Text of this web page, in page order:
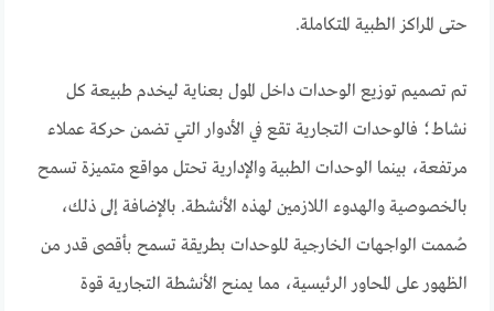
حتى المراكز الطبية المتكاملة.
تم تصميم توزيع الوحدات داخل المول بعناية ليخدم طبيعة كل
نشاط؛ فالوحدات التجارية تقع في الأدوار التي تضمن حركة عملاء
مرتفعة، بينما الوحدات الطبية والإدارية تحتل مواقع متميزة تسمح
بالخصوصية والهدوء اللازمين لهذه الأنشطة. بالإضافة إلى ذلك،
صُممت الواجهات الخارجية للوحدات بطريقة تسمح بأقصى قدر من
الظهور على المحاور الرئيسية، مما يمنح الأنشطة التجارية قوة